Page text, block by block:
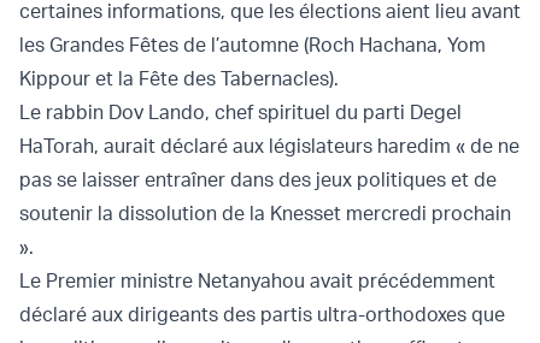
certaines informations, que les élections aient lieu avant
les Grandes Fêtes de l’automne (Roch Hachana, Yom
Kippour et la Fête des Tabernacles).
Le rabbin Dov Lando, chef spirituel du parti Degel
HaTorah, aurait déclaré aux législateurs haredim « de ne
pas se laisser entraîner dans des jeux politiques et de
soutenir la dissolution de la Knesset mercredi prochain
».
Le Premier ministre Netanyahou avait précédemment
déclaré aux dirigeants des partis ultra-orthodoxes que